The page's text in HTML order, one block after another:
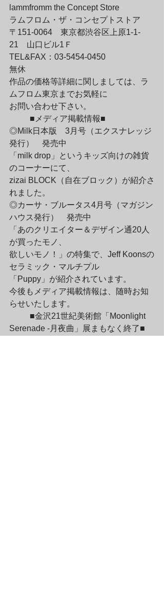
lammfromm the Concept Store
ラムフロム・ザ・コンセプトストア
〒151-0064　東京都渋谷区上原1-1-
21　山口ビル1Ｆ
TEL&FAX：03-5454-0450
無休
作品の価格等詳細に関しましては、ラ
ムフロム東京までお気軽に
お問い合わせ下さい。
	■メディア掲載情報■
◎Milk日本版　3月号（エクスナレッジ
発行）　発売中
「milk drop」というキッズ向けの雑貨
のコーナーにて、
zizai BLOCK（自在ブロック）が紹介さ
れました。
◎カーサ・ブルータス4月号（マガジン
ハウス発行）　発売中
「あのクリエイター＆デザイン通20人
が買ったモノ、
欲しいモノ！」の特集で、Jeff Koonsの
セラミック・マルチプル
「Puppy」が紹介されています。
今後もメディア掲載情報は、随時お知
らせいたします。
Serenade -月夜曲」展まもなく終了■